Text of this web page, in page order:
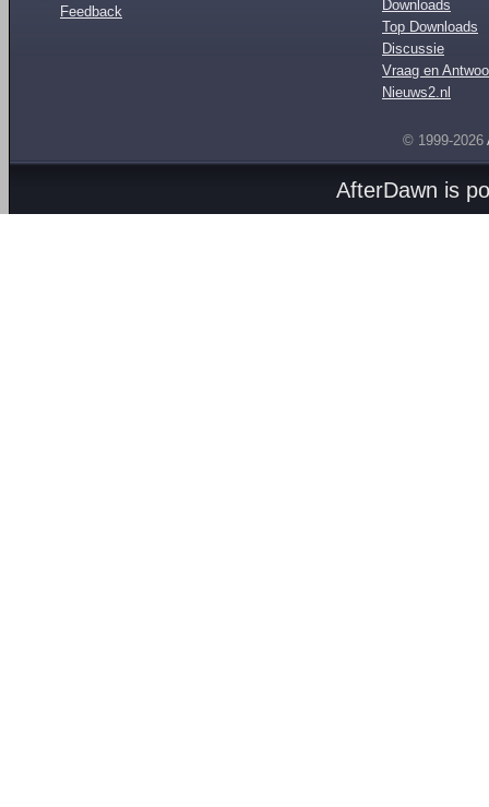
Feedback
Downloads
Top Downloads
Discussie
Vraag en
Nieuws2.nl
© 1999-2026
AfterDawn is